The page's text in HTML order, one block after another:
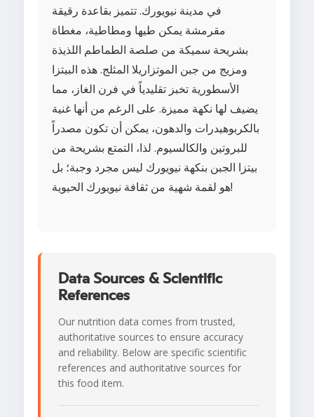
في مدينة نيويورك. تتميز بقاعدة رقيقة
مقرمشة يمكن طيها ومطاطية، مغطاة
بشريحة سميكة من صلصة الطماطم اللذيذة
ومزيج من جبن الموتزاريلا المثلج. هذه البيتزا
الأسطورية تخبز تقليدياً في فرن الغاز، مما
يضيف لها نكهة مميزة. على الرغم من أنها غنية
بالكربوهيدرات والدهون، يمكن أن تكون مصدراً
للبروتين والكالسيوم. لذا، التمتع بشريحة من
بيتزا الجبن بنكهة نيويورك ليس مجرد وجبة؛ بل
هو لقمة شهية من ثقافة نيويورك الحيوية!
Data Sources & Scientific
References
Our nutrition data comes from trusted,
authoritative sources to ensure accuracy
and reliability. Below are specific scientific
references and authoritative sources for
this food item.